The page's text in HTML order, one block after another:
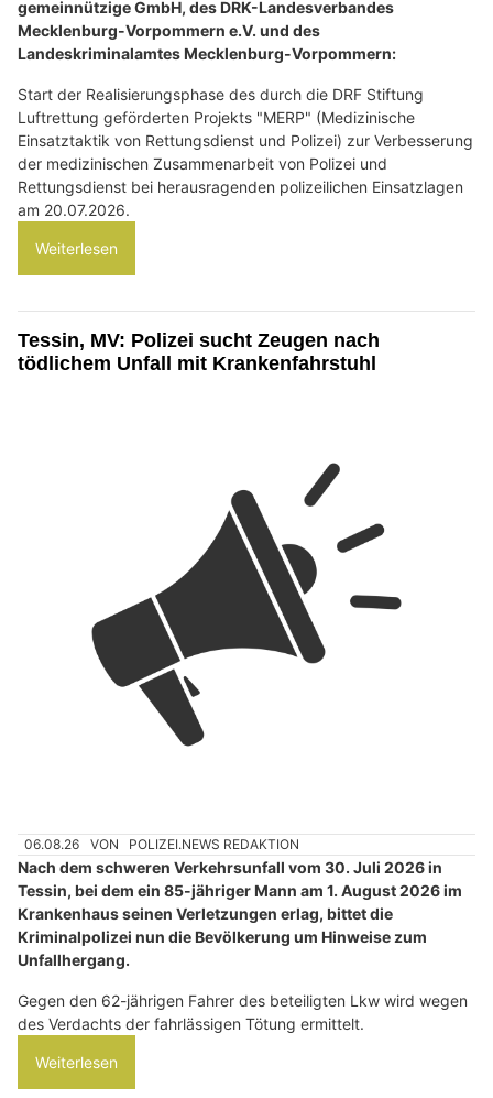
gemeinnützige GmbH, des DRK-Landesverbandes
Mecklenburg-Vorpommern e.V. und des
Landeskriminalamtes Mecklenburg-Vorpommern:
Start der Realisierungsphase des durch die DRF Stiftung
Luftrettung geförderten Projekts "MERP" (Medizinische
Einsatztaktik von Rettungsdienst und Polizei) zur Verbesserung
der medizinischen Zusammenarbeit von Polizei und
Rettungsdienst bei herausragenden polizeilichen Einsatzlagen
am 20.07.2026.
Weiterlesen
Tessin, MV: Polizei sucht Zeugen nach
tödlichem Unfall mit Krankenfahrstuhl
06.08.26 VON POLIZEI.NEWS REDAKTION
Nach dem schweren Verkehrsunfall vom 30. Juli 2026 in
Tessin, bei dem ein 85-jähriger Mann am 1. August 2026 im
Krankenhaus seinen Verletzungen erlag, bittet die
Kriminalpolizei nun die Bevölkerung um Hinweise zum
Unfallhergang.
Gegen den 62-jährigen Fahrer des beteiligten Lkw wird wegen
des Verdachts der fahrlässigen Tötung ermittelt.
Weiterlesen